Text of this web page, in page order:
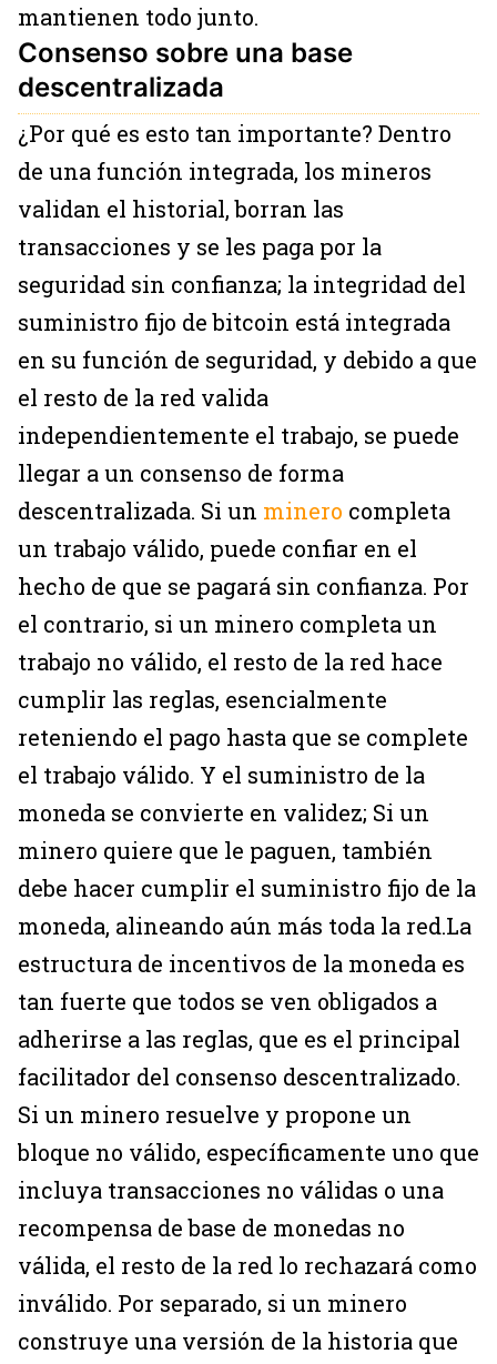
mantienen todo junto.
Consenso sobre una base
descentralizada
¿Por qué es esto tan importante? Dentro
de una función integrada, los mineros
validan el historial, borran las
transacciones y se les paga por la
seguridad sin confianza; la integridad del
suministro fijo de bitcoin está integrada
en su función de seguridad, y debido a que
el resto de la red valida
independientemente el trabajo, se puede
llegar a un consenso de forma
descentralizada. Si un minero completa
un trabajo válido, puede confiar en el
hecho de que se pagará sin confianza. Por
el contrario, si un minero completa un
trabajo no válido, el resto de la red hace
cumplir las reglas, esencialmente
reteniendo el pago hasta que se complete
el trabajo válido. Y el suministro de la
moneda se convierte en validez; Si un
minero quiere que le paguen, también
debe hacer cumplir el suministro fijo de la
moneda, alineando aún más toda la red.La
estructura de incentivos de la moneda es
tan fuerte que todos se ven obligados a
adherirse a las reglas, que es el principal
facilitador del consenso descentralizado.
Si un minero resuelve y propone un
bloque no válido, específicamente uno que
incluya transacciones no válidas o una
recompensa de base de monedas no
válida, el resto de la red lo rechazará como
inválido. Por separado, si un minero
construye una versión de la historia que